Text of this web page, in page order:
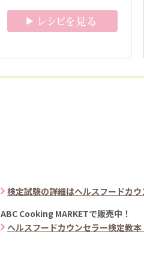
検定試験の詳細はヘルスフードカ
ABC Cooking MARKETで販売中！
ヘルスフードカウンセラー検定教